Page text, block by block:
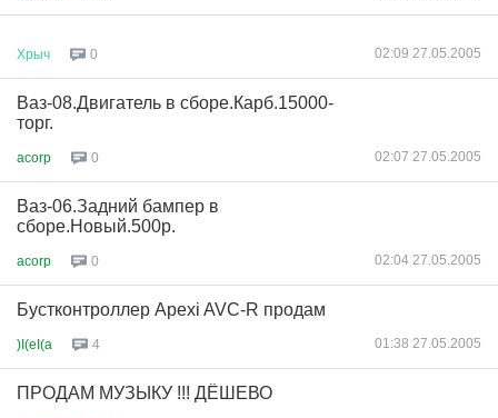
Хрыч 0 02:09 27.05.2005
Ваз-08.Двигатель в сборе.Карб.15000-
торг.
acorp 0 02:07 27.05.2005
Ваз-06.Задний бампер в
сборе.Новый.500р.
acorp 0 02:04 27.05.2005
Бустконтроллер Apexi AVC-R продам
)I(eI(a 4 01:38 27.05.2005
ПРОДАМ МУЗЫКУ !!! ДЁШЕВО